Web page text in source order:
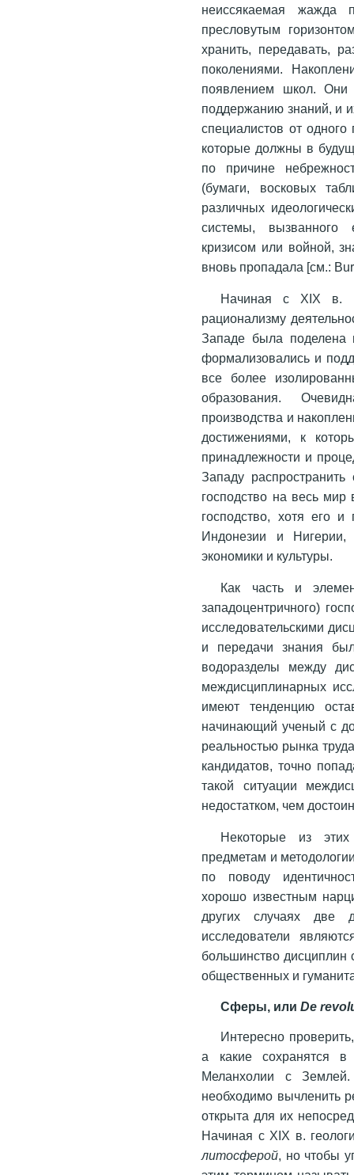
неиссякаемая жажда
пресловутым
хранить, передавать,
поколениями.
появлением школ. Они
поддержанию знаний, и
специалистов от одного
которые должны в
по причине
(бумаги, восковых
различных
системы, вызванного
кризисом или войной,
вновь пропадала [см.:
Начиная с XIX в. в
рационализму
Западе была поделена
формализовались и
все более
образования.
производства и
достижениями, к
принадлежности и
Западу
господство на весь
господство, хотя его
Индонезии и Нигерии,
экономики и культуры.
Как часть и
западоцентричного)
исследовательскими
и передачи знания
водоразделы между
междисциплинарных
имеют тенденцию
начинающий ученый с
реальностью рынка
кандидатов, точно
такой ситуации
недостатком, чем
Некоторые из
предметам и
по поводу
хорошо известным
других случаях две
исследователи
большинство дисциплин
общественных и
Сферы, илиDe
Интересно
а какие сохранятся в
Меланхолии с
необходимо вычленить
открыта для их
Начиная с XIX в.
литосферой, но чтобы